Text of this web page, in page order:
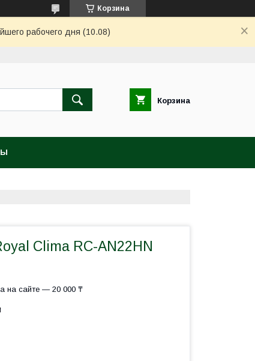
Корзина
рабочего дня (10.08)
Корзина
Clima RC-AN22HN
на сайте — 20 000 ₸